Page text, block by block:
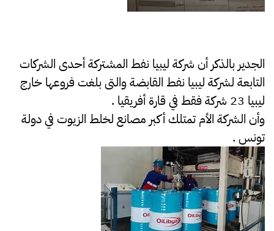
الجدير بالذكر أن شركة ليبيا نفط المشتركة أحدى الشركات
التابعة لشركة ليبيا نفط القابضة والتى بلغت فروعها خارج
ليبيا 23 شركة فقط في قارة أفريقيا .
وأن الشركة الأم تمتلك أكبر مصانع لخلط الزيوت في دولة
تونس .